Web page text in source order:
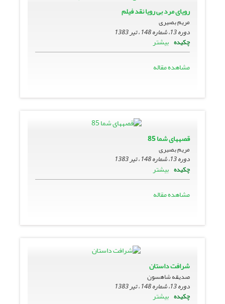
رویاى مرد بى رویا نقد فیلم
مریم بصیری
دوره 13، شماره 148 ، تیر 1383
چکیده بیشتر
مشاهده مقاله
قصه‏هاى شما 85
مریم بصیری
دوره 13، شماره 148 ، تیر 1383
چکیده بیشتر
مشاهده مقاله
شرافت داستان
صدیقه شاهسون
دوره 13، شماره 148 ، تیر 1383
چکیده بیشتر